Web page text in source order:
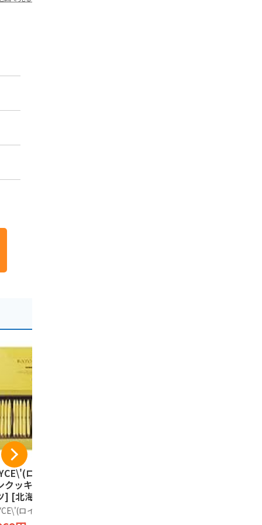
ロイズ) バ
クッキー[ココナ
] [北海道スイー
個 (x 1)
ロイズ)